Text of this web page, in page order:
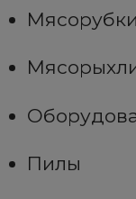
Мясорубки
Пилы